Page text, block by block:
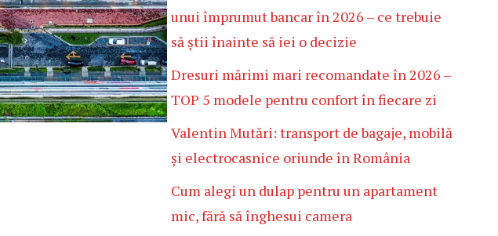
unui împrumut bancar în 2026 – ce trebuie
să știi înainte să iei o decizie
Dresuri mărimi mari recomandate în 2026 –
TOP 5 modele pentru confort în fiecare zi
Valentin Mutări: transport de bagaje, mobilă
și electrocasnice oriunde în România
Cum alegi un dulap pentru un apartament
mic, fără să înghesui camera